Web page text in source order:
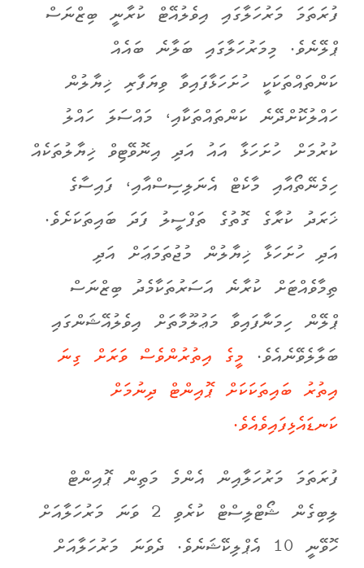
ފުރަތަމަ މަރުހަލާގައި އިވެލުއޭޓް ކުރާނީ ބިޒްނަސް
ޕްލޭނެވެ. މިމަރުހަލާގައި ބަލާނެ ބައެއް
ކަންތައްތަކަކީ ހުށަހަޅާފައިވާ ވިޔަފާރި ޚިޔާލުން
ހައްލުކޮށްދޭނެ ކަންތައްތަކާއި، މައްސަލަ ހައްލު
ކުރުމަށް ހުށަހަޅާ އައު އަދި އިނޮވޭޓިވް ޚިޔާލުތަކެއް
ހިމެނޭތޯއާއި މާކެޓް އެނަލިސިސްއާއި، ފައިސާގެ
ޚަރަދު ކުރާގެ ގޮތުގެ ތަފްސީލު ފަދަ ބައިތަކަށެވެ.
އަދި ހުށަހަޅާ ޚިޔާލުން މުޖުތަމަޢަށް އަދި
ތިމާވެއްޓަށް ކުރާނެ އަސަރުތަކާމެދު ބިޒްނަސް
ޕްލޭން ހިމަނާފައިވާ މަޢުލޫމާތަށް އިވެލުއޭޝަންގައި
ބަލާލެވޭނެއެވެ. މީގެ އިތުރުންވެސް ވަރަށް ގިނަ
އިތުރު ބައިތަކަކަށް ޕޮއިންޓް ދިނުމަށް
ކަނޑައެޅިފައިވެއެވެ.
ފުރަތަމަ މަރުހަލާއިން އެންމެ މަތިން ޕޮއިންޓް
ލިބިގެން ޝޯޓްލިސްޓް ކުރެވި 2 ވަނަ މަރުހަލާއަށް
ހޮވޭނީ 10 އެޕްލިކޭޝަނެވެ. ދެވަނަ މަރުހަލާއަށް